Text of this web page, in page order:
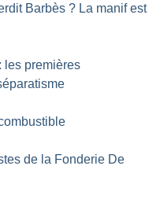
Barbès ? La manif est
les premières
de la Fonderie De